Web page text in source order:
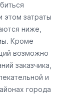
этом затраты
ниже,
Кроме
возможно
заказчика,
и
города